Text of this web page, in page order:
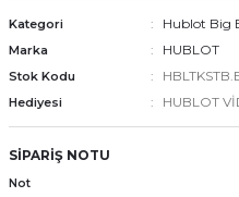
Kategori Hublot Big
Marka HUBLOT
Stok Kodu
Hediyesi HUBLOT
SİPARİŞ NOTU
Not